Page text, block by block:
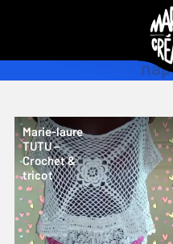
Marie-laure
TUTU –
Crochet &
tricot